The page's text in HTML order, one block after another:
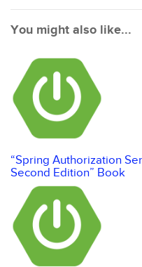
You might also like...
“Spring Authorization
Second Edition” Book